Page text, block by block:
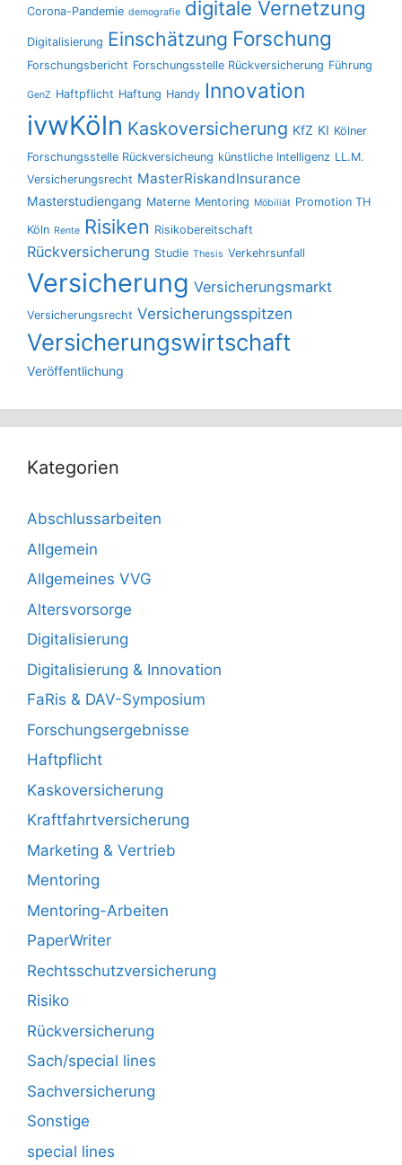
Corona-Pandemie demografie digitale Vernetzung
Digitalisierung Einschätzung Forschung
Forschungsbericht Forschungsstelle Rückversicherung Führung
GenZ Haftpflicht Haftung Handy Innovation
ivwKöln Kaskoversicherung KfZ KI Kölner
Forschungsstelle Rückversicheung künstliche Intelligenz LL.M.
Versicherungsrecht MasterRiskandInsurance
Masterstudiengang Materne Mentoring Möbiliät Promotion TH
Köln Rente Risiken Risikobereitschaft
Rückversicherung Studie Thesis Verkehrsunfall
Versicherung Versicherungsmarkt
Versicherungsrecht Versicherungsspitzen
Versicherungswirtschaft
Veröffentlichung
Kategorien
Abschlussarbeiten
Allgemein
Allgemeines VVG
Altersvorsorge
Digitalisierung
Digitalisierung & Innovation
FaRis & DAV-Symposium
Forschungsergebnisse
Haftpflicht
Kaskoversicherung
Kraftfahrtversicherung
Marketing & Vertrieb
Mentoring
Mentoring-Arbeiten
PaperWriter
Rechtsschutzversicherung
Risiko
Rückversicherung
Sach/special lines
Sachversicherung
Sonstige
special lines